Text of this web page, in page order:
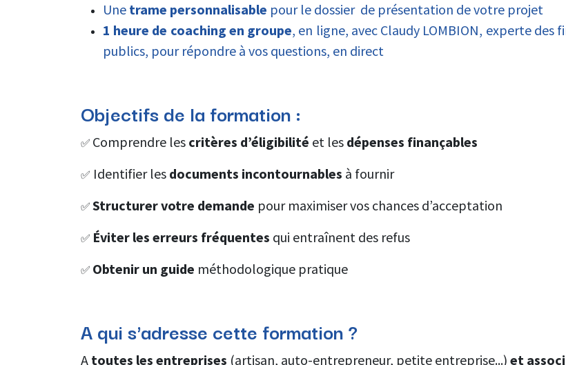
Une trame personnalisable pour le dossier de présentation de votre projet
1 heure de coaching en groupe, en ligne, avec Claudy LOMBION, experte des
publics, pour répondre à vos questions, en direct
Objectifs de la formation :
✅ Comprendre les critères d’éligibilité et les dépenses finançables
✅ Identifier les documents incontournables à fournir
✅ Structurer votre demande pour maximiser vos chances d’acceptation
✅ Éviter les erreurs fréquentes qui entraînent des refus
✅ Obtenir un guide méthodologique pratique
A qui s'adresse cette formation ?
A toutes les entreprises (artisan, auto-entrepreneur, petite entreprise...) et